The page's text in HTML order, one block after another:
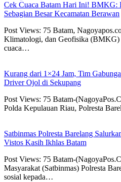
Cek Cuaca Batam Hari Ini! BMKG:
Sebagian Besar Kecamatan Berawan
Post Views: 75 Batam,
Klimatologi, dan Geofisika (BMKG)
cuaca…
Kurang dari 1×24 Jam, Tim
Driver Ojol di Sekupang
Post Views: 75 Batam-
Polda Kepulauan Riau, Polresta
Satbinmas Polresta Barelang
Vistos Kasih Ikhlas Batam
Post Views: 75 Batam-
Masyarakat (Satbinmas) Polresta
sosial kepada…